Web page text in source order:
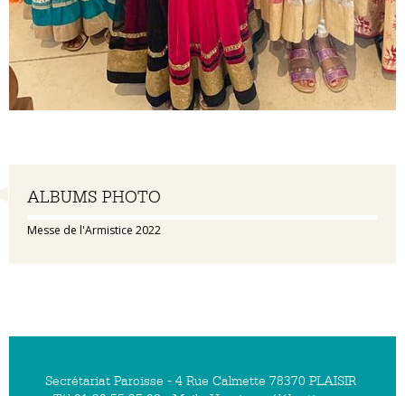
Navigation
ALBUMS PHOTO
Messe de l'Armistice 2022
Secrétariat Paroisse - 4 Rue Calmette 78370 PLAISIR